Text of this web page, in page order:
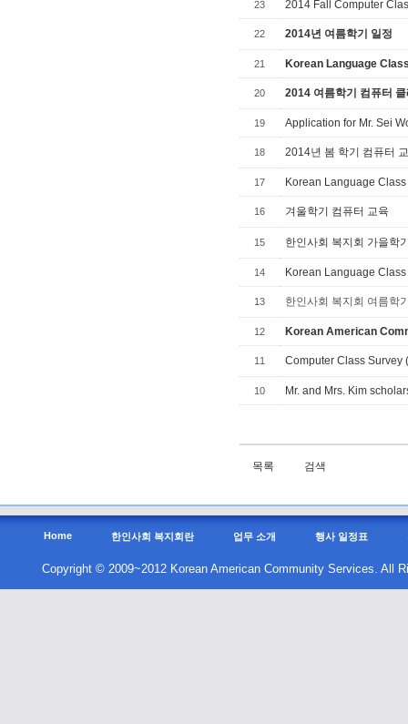
23 2014 Fall Computer
22 2014년 여름학기 일정
21 Korean Language
20 2014 여름학기 컴퓨터
19 Application for Mr. Sei
18 2014년 봄 학기 컴퓨터
17 Korean Language Class
16 겨울학기 컴퓨터 교육
15 한인사회 복지회 가을학
14 Korean Language
13 한인사회 복지회 여름학
12 Korean American
11 Computer Class Survey
10 Mr. and Mrs. Kim
목록 검색
Home 한인사회 복지회란 업무 소개 행사 일정표
Copyright © 2009~2012 Korean American Community Services. All